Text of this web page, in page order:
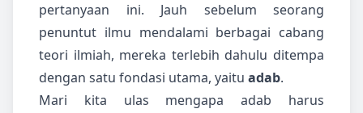
pertanyaan ini. Jauh sebelum seorang
penuntut ilmu mendalami berbagai cabang
teori ilmiah, mereka terlebih dahulu ditempa
dengan satu fondasi utama, yaitu adab.
Mari kita ulas mengapa adab harus